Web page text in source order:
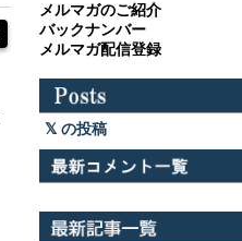
メルマガのご紹介
バックナンバー
メルマガ配信登録
の投稿